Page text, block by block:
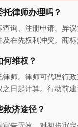
律师办理吗？
询、注册申请、异
在先权利冲突。商
维权？
律师。律师可代理行
日起计算。行动前
济途径？
告无效。对初步审